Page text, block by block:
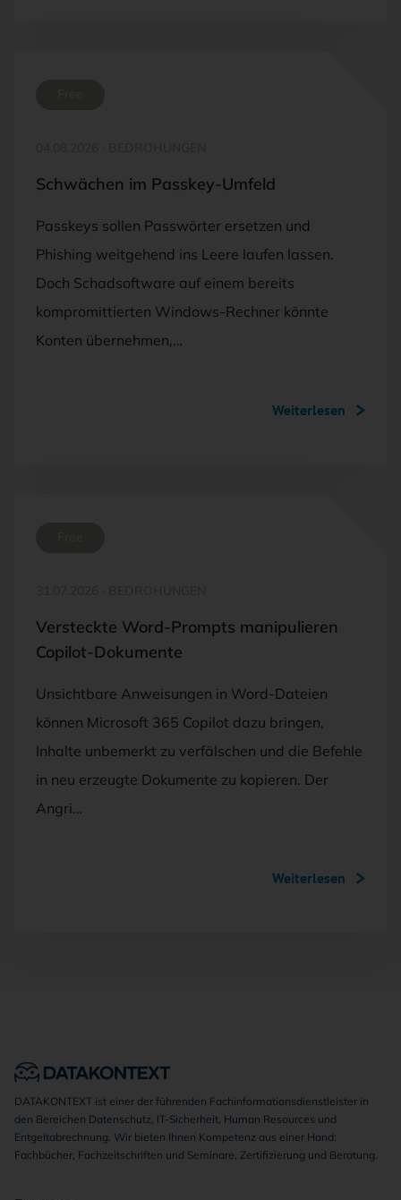
Schwächen im Passkey-Umfeld
Passkeys sollen Passwörter ersetzen und
Phishing weitgehend ins Leere laufen lassen.
Doch Schadsoftware auf einem bereits
kompromittierten Windows-Rechner könnte
Konten übernehmen,…
Weiterlesen
Versteckte Word-Prompts manipulieren
Copilot-Dokumente
Unsichtbare Anweisungen in Word-Dateien
können Microsoft 365 Copilot dazu bringen,
Inhalte unbemerkt zu verfälschen und die Befehle
in neu erzeugte Dokumente zu kopieren. Der
Angri…
Weiterlesen
DATAKONTEXT ist einer der führenden Fachinformationsdienstleister in
den Bereichen Datenschutz, IT-Sicherheit, Human Resources und
Entgeltabrechnung. Wir bieten Ihnen Kompetenz aus einer Hand:
Fachbücher, Fachzeitschriften und Seminare, Zertifizierung und Beratung.